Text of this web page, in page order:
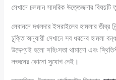
সেখানে চলমান সামরিক উত্তেজনার বিষয়টি
লেবাননে দখলদার ইসরাইলের হামলার তীব্র
চুক্তি অনুযায়ী সেখানে সব ধরনের হামলা
উদ্দেশ্যই হলো সহিংসতা থামানো এবং
লঙ্ঘনের কোনো সুযোগ নেই।